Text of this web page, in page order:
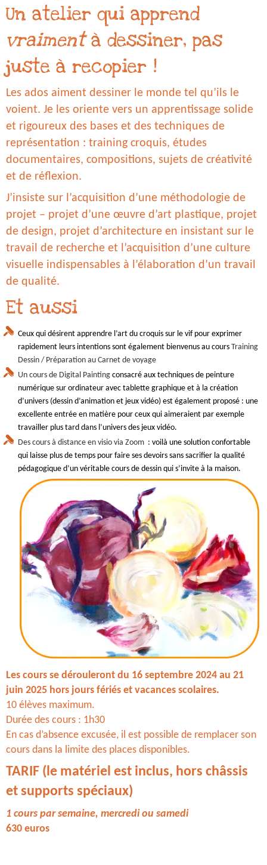
Un atelier qui apprend
vraimentà dessiner, pas
juste à recopier !
Les ados aiment dessiner le monde tel qu’ils le
voient. Je les oriente vers un apprentissage solide
et rigoureux des bases et des techniques de
représentation : training croquis, études
documentaires, compositions, sujets de créativité
et de réflexion.
J’insiste sur l’acquisition d’une méthodologie de
projet – projet d’une œuvre d’art plastique, projet
de design, projet d’architecture en insistant sur le
travail de recherche et l’acquisition d’une culture
visuelle indispensables à l’élaboration d’un travail
de qualité.
Et aussi
Ceux qui désirent apprendre l’art du croquis sur le vif pour exprimer
rapidement leurs intentions sont également bienvenus au cours Training
Dessin / Préparation au Carnet de voyage
Un cours de Digital Painting consacré aux techniques de peinture
numérique sur ordinateur avec tablette graphique et à la création
d’univers (dessin d’animation et jeux vidéo) est également proposé : une
excellente entrée en matière pour ceux qui aimeraient par exemple
travailler plus tard dans l’univers des jeux vidéo.
Des cours à distance en visio via Zoom : voilà une solution confortable
qui laisse plus de temps pour faire ses devoirs sans sacrifier la qualité
pédagogique d’un véritable cours de dessin qui s’invite à la maison.
Les cours se dérouleront du 16 septembre 2024 au 21
juin 2025 hors jours fériés et vacances scolaires.
10 élèves maximum.
Durée des cours : 1h30
En cas d’absence excusée, il est possible de remplacer son
cours dans la limite des places disponibles.
TARIF (le matériel est inclus, hors châssis
et supports spéciaux)
1 cours par semaine, mercredi ou samedi
630 euros